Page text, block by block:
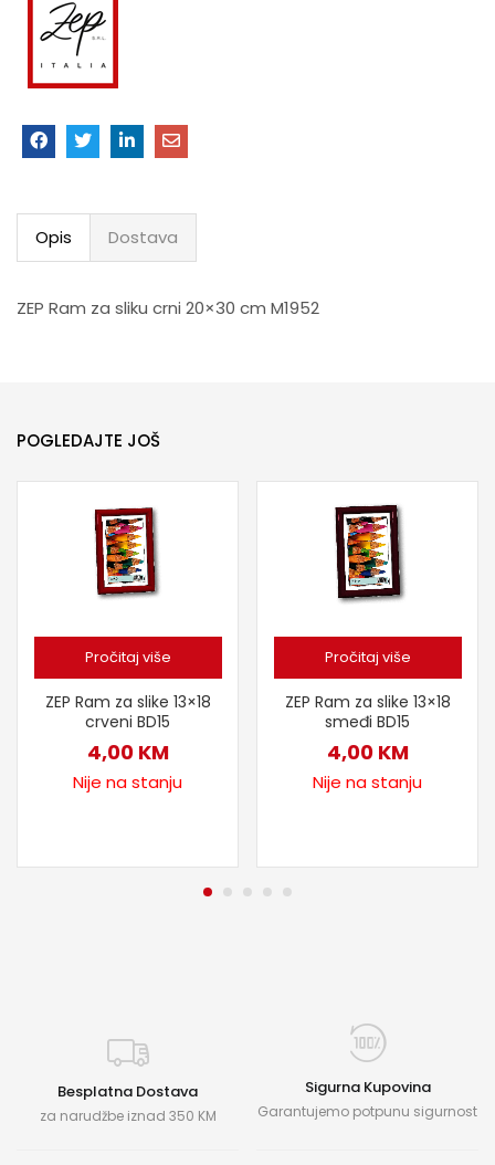
Opis Dostava
ZEP Ram za sliku crni 20×30 cm M1952
POGLEDAJTE JOŠ
Pročitaj više
ZEP Ram za slike 13×18
crveni BD15
4,00 KM
Nije na stanju
Pročitaj više
ZEP Ram za slike 13×18
smeđi BD15
4,00 KM
Nije na stanju
Besplatna Dostava
za narudžbe iznad 350 KM
Sigurna Kupovina
Garantujemo potpunu sigurnost